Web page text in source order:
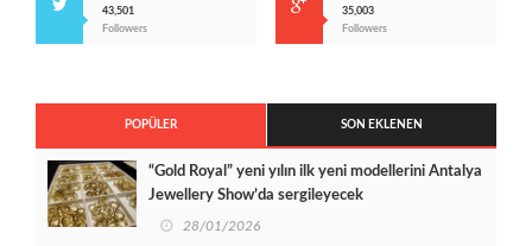
43,501
Followers
35,003
Followers
POPÜLER SON EKLENEN
“Gold Royal” yeni yılın ilk yeni modellerini Antalya
Jewellery Show’da sergileyecek
28/01/2026